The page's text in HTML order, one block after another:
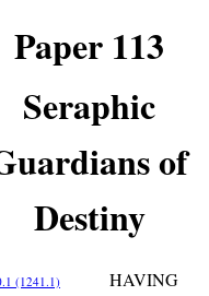
Paper 113
Seraphic
of
Destiny
(1241.1)
HAVING